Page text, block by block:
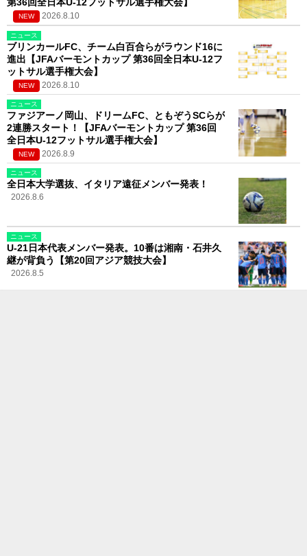
NEW 2026.8.10
ニュース
ブリンカールFC、チーム白百合らがラウンド16に
進出【JFAバーモントカップ 第36回全日本U-12フ
ットサル選手権大会】
NEW 2026.8.10
ニュース
ファジアーノ岡山、ドリームFC、ともぞうSCらが
2連勝スタート！【JFAバーモントカップ 第36回
全日本U-12フットサル選手権大会】
NEW 2026.8.9
ニュース
全日本大学選抜、イタリア遠征メンバー発表！
2026.8.6
ニュース
U-21日本代表メンバー発表。10番は湘南・石井久
継が背負う【第20回アジア競技大会】
2026.8.5